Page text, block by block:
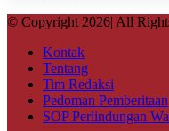
© Copyright 2026| All
Kontak
Tentang
Tim Redaksi
Pedoman Pemberitaan
SOP Perlindungan